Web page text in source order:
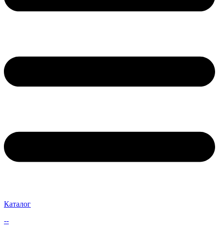
Каталог
--